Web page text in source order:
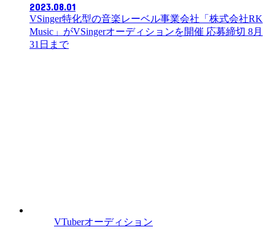
2023.08.01
VSinger特化型の音楽レーベル事業会社「株式会社RK
Music」がVSingerオーディションを開催 応募締切 8月
31日まで
VTuberオーディション